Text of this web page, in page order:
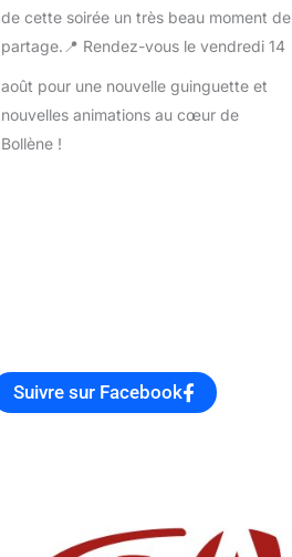
de cette soirée un très beau moment de
partage. 📍 Rendez-vous le vendredi 14
août pour une nouvelle guinguette et
nouvelles animations au cœur de
Bollène !
Suivre sur Facebook